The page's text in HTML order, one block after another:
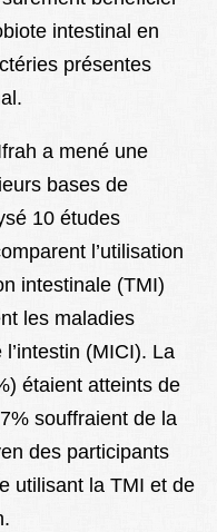
intestinal en
présentes
a mené une
bases de
10 études
l’utilisation
intestinale (TMI)
les maladies
(MICI). La
étaient atteints de
souffraient de la
des participants
utilisant la TMI et de